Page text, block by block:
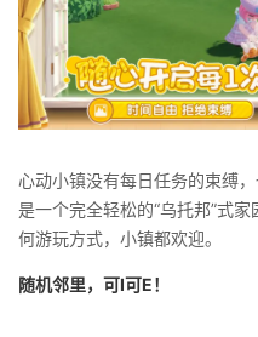
心动小镇没有每日任务的束缚
是一个完全轻松的“乌托邦”式
何游玩方式，小镇都欢迎。
随机邻里，可I可E！